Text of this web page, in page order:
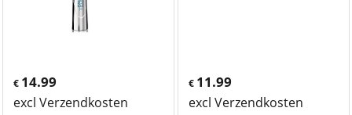
€ 14.99
excl Verzendkosten
€ 11.99
excl Verzendkosten